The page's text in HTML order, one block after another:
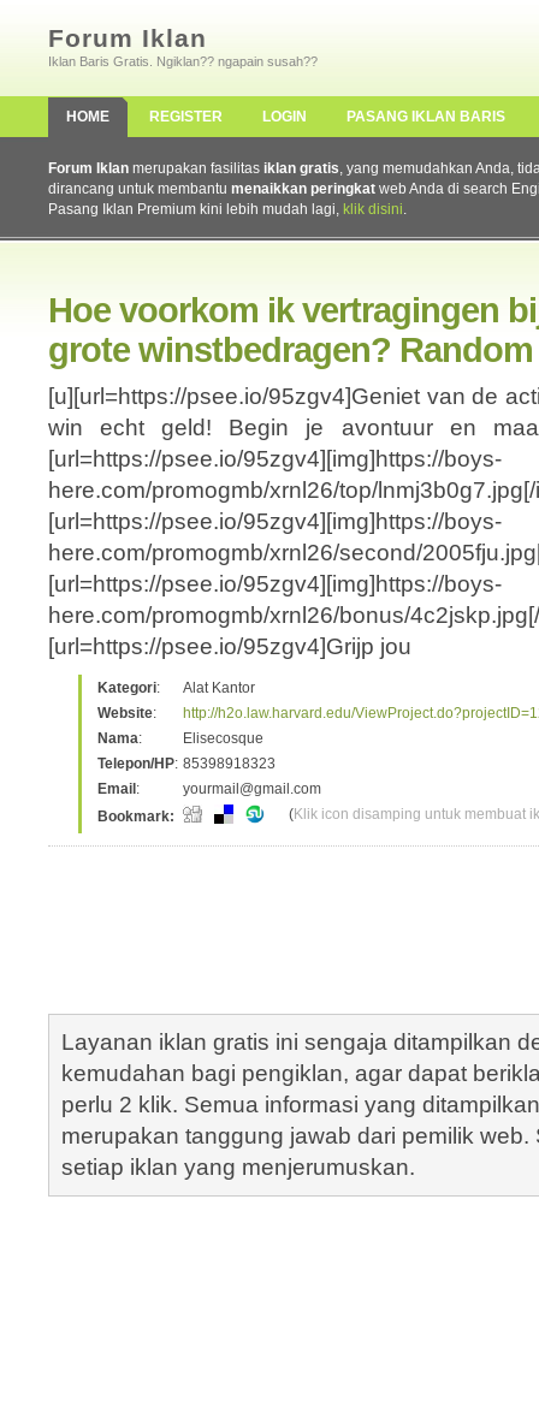
Forum Iklan
Iklan Baris Gratis. Ngiklan?? ngapain susah??
HOME REGISTER LOGIN PASANG IKLAN BARIS
Forum Iklan merupakan fasilitas iklan gratis, yang memudahkan Anda,
dirancang untuk membantu menaikkan peringkat web Anda di search
Pasang Iklan Premium kini lebih mudah lagi, klik disini.
Hoe voorkom ik vertragingen
grote winstbedragen?
[u][url=https://psee.io/95zgv4]Geniet van de
win echt geld! Begin je avontuur en
[url=https://psee.io/95zgv4][img]https://boys-
here.com/promogmb/xrnl26/top/
[url=https://psee.io/95zgv4][img]https://boys-
here.com/promogmb/xrnl26/second/
[url=https://psee.io/95zgv4][img]https://boys-
here.com/promogmb/xrnl26/bonus/
[url=https://psee.io/95zgv4]Grijp jou
Kategori:
Alat Kantor
Website:
http://h2o.law.harvard.edu/
Nama:
Elisecosque
Telepon/HP: 85398918323
Email :
yourmail@gmail.com
Bookmark:
(Klik icon disamping untuk membuat
Layanan iklan gratis ini sengaja ditampilkan
kemudahan bagi pengiklan, agar dapat
perlu 2 klik. Semua informasi yang
merupakan tanggung jawab dari pemilik
setiap iklan yang menjerumuskan.